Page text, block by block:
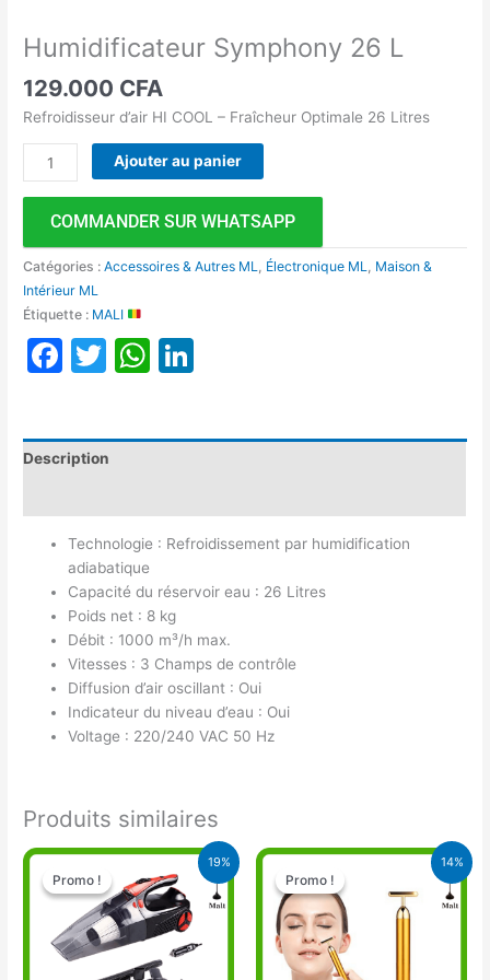
Humidificateur Symphony 26 L
129.000 CFA
Refroidisseur d’air HI COOL – Fraîcheur Optimale 26 Litres
Ajouter au panier
COMMANDER SUR WHATSAPP
Catégories :Accessoires & Autres ML, Électronique ML, Maison &
Intérieur ML
Étiquette : MALI
Facebook
TwitterWhatsApp
Description
Technologie : Refroidissement par humidification
adiabatique
Capacité du réservoir eau : 26 Litres
Poids net : 8 kg
Débit : 1000 m³/h max.
Vitesses : 3 Champs de contrôle
Diffusion d’air oscillant : Oui
Indicateur du niveau d’eau : Oui
Voltage : 220/240 VAC 50 Hz
Produits similaires
19%
Promo !
Promo !
Le
prix
initial
était :
27.000 CFA.
Le
prix
actuel
est :
22.000 CFA.
14%
Promo !
Promo !
Le
prix
initial
était :
11.000 CFA.
Le
actuel
est :